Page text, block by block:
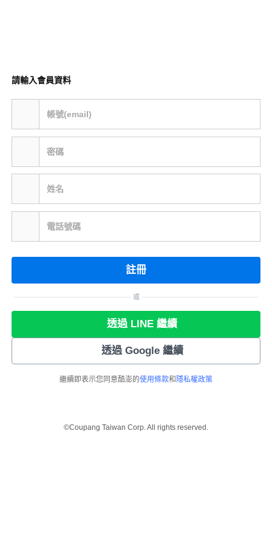
請輸入會員資料
帳號(email)
密碼
姓名
電話號碼
註冊
或
透過 LINE 繼續
透過 Google 繼續
繼續即表示您同意酷澎的使用條款和 隱私權政策
©Coupang Taiwan Corp. All rights reserved.